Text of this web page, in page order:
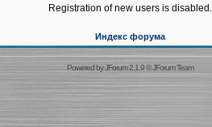
Registration of new users is disabled.
Индекс форума
Powered byJForum 2.1.9©JForum Team